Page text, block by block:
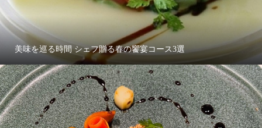
美味を巡る時間 シェフ贈る春の饗宴コース3選